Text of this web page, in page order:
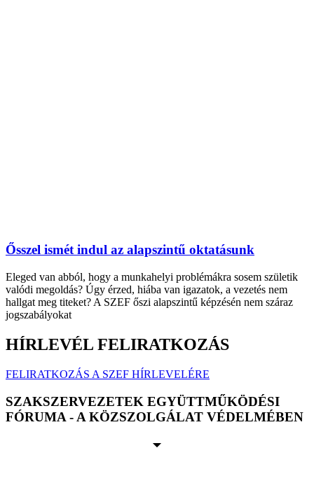
Ősszel ismét indul az alapszintű oktatásunk
Eleged van abból, hogy a munkahelyi problémákra sosem születik
valódi megoldás? Úgy érzed, hiába van igazatok, a vezetés nem
hallgat meg titeket? A SZEF őszi alapszintű képzésén nem száraz
jogszabályokat
HÍRLEVÉL FELIRATKOZÁS
FELIRATKOZÁS A SZEF HÍRLEVELÉRE
SZAKSZERVEZETEK EGYÜTTMŰKÖDÉSI
FÓRUMA - A KÖZSZOLGÁLAT VÉDELMÉBEN